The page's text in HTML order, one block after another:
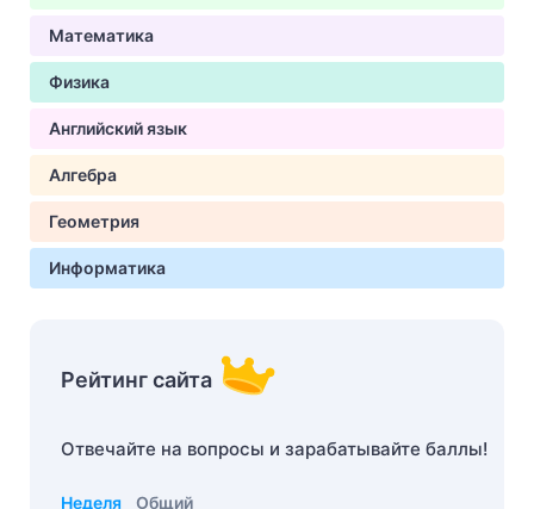
Математика
Физика
Английский язык
Алгебра
Геометрия
Информатика
Рейтинг сайта
Отвечайте на вопросы и зарабатывайте баллы!
Неделя Общий